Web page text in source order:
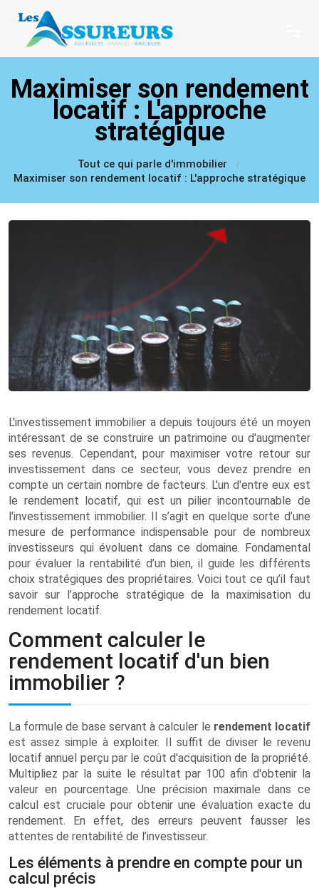
Maximiser son rendement
locatif : L'approche
stratégique
Tout ce qui parle d'immobilier
Maximiser son rendement locatif : L'approche stratégique
L'investissement immobilier a depuis toujours été un moyen
intéressant de se construire un patrimoine ou d'augmenter
ses revenus. Cependant, pour maximiser votre retour sur
investissement dans ce secteur, vous devez prendre en
compte un certain nombre de facteurs. L'un d'entre eux est
le rendement locatif, qui est un pilier incontournable de
l'investissement immobilier. Il s’agit en quelque sorte d’une
mesure de performance indispensable pour de nombreux
investisseurs qui évoluent dans ce domaine. Fondamental
pour évaluer la rentabilité d’un bien, il guide les différents
choix stratégiques des propriétaires. Voici tout ce qu’il faut
savoir sur l’approche stratégique de la maximisation du
rendement locatif.
Comment calculer le
rendement locatif d'un bien
immobilier ?
La formule de base servant à calculer le rendement locatif
est assez simple à exploiter. Il suffit de diviser le revenu
locatif annuel perçu par le coût d'acquisition de la propriété.
Multipliez par la suite le résultat par 100 afin d'obtenir la
valeur en pourcentage. Une précision maximale dans ce
calcul est cruciale pour obtenir une évaluation exacte du
rendement. En effet, des erreurs peuvent fausser les
attentes de rentabilité de l’investisseur.
Les éléments à prendre en compte pour un
calcul précis